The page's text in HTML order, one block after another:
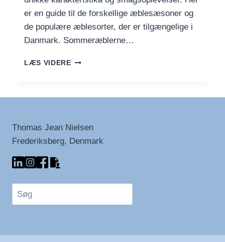
er en guide til de forskellige æblesæsoner og
de populære æblesorter, der er tilgængelige i
Danmark. Sommeræblerne…
LÆS VIDEREÆBLERNES
DANSKE
Thomas Jean Nielsen
Frederiksberg, Denmark
Søg